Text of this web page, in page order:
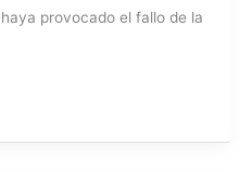
provocado el fallo de la